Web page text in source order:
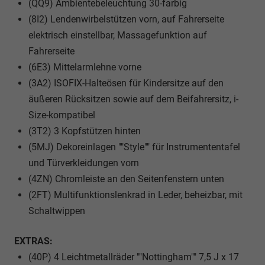
(QQ9) Ambientebeleuchtung 30-farbig
(8I2) Lendenwirbelstützen vorn, auf Fahrerseite
elektrisch einstellbar, Massagefunktion auf
Fahrerseite
(6E3) Mittelarmlehne vorne
(3A2) ISOFIX-Halteösen für Kindersitze auf den
äußeren Rücksitzen sowie auf dem Beifahrersitz, i-
Size-kompatibel
(3T2) 3 Kopfstützen hinten
(5MJ) Dekoreinlagen ""Style"" für Instrumententafel
und Türverkleidungen vorn
(4ZN) Chromleiste an den Seitenfenstern unten
(2FT) Multifunktionslenkrad in Leder, beheizbar, mit
Schaltwippen
EXTRAS:
(40P) 4 Leichtmetallräder ""Nottingham"" 7,5 J x 17